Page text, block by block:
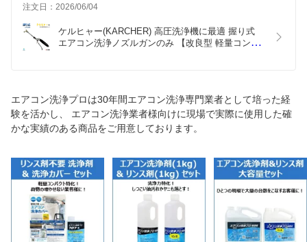
注文日：2026/06/04
ケルヒャー(KARCHER) 高圧洗浄機に最適 握り式
エアコン洗浄ノズルガンのみ 【改良型 軽量コンパ
エアコン洗浄プロは30年間エアコン洗浄専門業者として培った経
験を活かし、 エアコン洗浄業者様向けに現場で実際に使用した確
かな実績のある商品をご用意しております。